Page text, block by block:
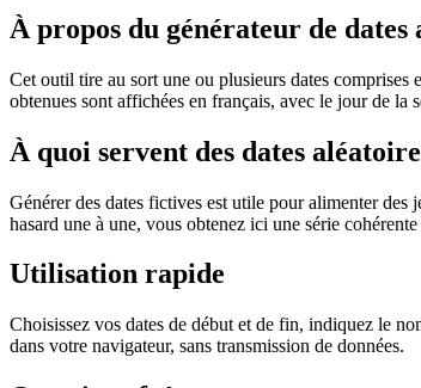
À propos du générateur de dates
Cet outil tire au sort une ou plusieurs dates
obtenues sont affichées en français, avec le jour de la
À quoi servent des dates
Générer des dates fictives est utile pour alimenter des
hasard une à une, vous obtenez ici une série
Utilisation rapide
Choisissez vos dates de début et de fin, indiquez le
dans votre navigateur, sans transmission de données.